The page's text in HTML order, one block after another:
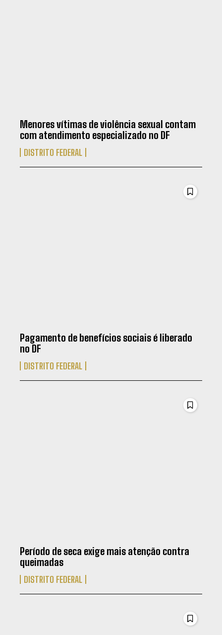
Menores vítimas de violência sexual contam
com atendimento especializado no DF
DISTRITO FEDERAL
Pagamento de benefícios sociais é liberado
no DF
DISTRITO FEDERAL
Período de seca exige mais atenção contra
queimadas
DISTRITO FEDERAL